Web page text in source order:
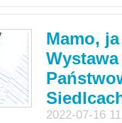
Mamo,
2022-07-16